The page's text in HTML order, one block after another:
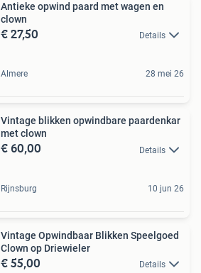
Antieke opwind paard met wagen en
clown
€ 27,50 Details
Almere 28 mei 26
Vintage blikken opwindbare paardenkar
met clown
€ 60,00 Details
Rijnsburg 10 jun 26
Vintage Opwindbaar Blikken Speelgoed
Clown op Driewieler
€ 55,00 Details